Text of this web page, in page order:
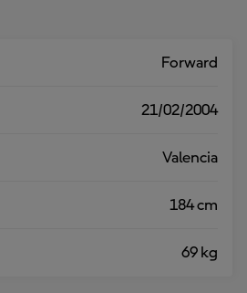
Forward
21/02/2004
Valencia
184 cm
69 kg